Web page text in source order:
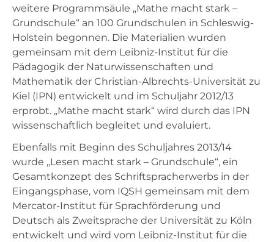
weitere Programmsäule „Mathe macht stark –
Grundschule“ an 100 Grundschulen in Schleswig-
Holstein begonnen. Die Materialien wurden
gemeinsam mit dem Leibniz-Institut für die
Pädagogik der Naturwissenschaften und
Mathematik der Christian-Albrechts-Universität zu
Kiel (IPN) entwickelt und im Schuljahr 2012/13
erprobt. „Mathe macht stark“ wird durch das IPN
wissenschaftlich begleitet und evaluiert.
Ebenfalls mit Beginn des Schuljahres 2013/14
wurde „Lesen macht stark – Grundschule“, ein
Gesamtkonzept des Schriftspracherwerbs in der
Eingangsphase, vom IQSH gemeinsam mit dem
Mercator-Institut für Sprachförderung und
Deutsch als Zweitsprache der Universität zu Köln
entwickelt und wird vom Leibniz-Institut für die